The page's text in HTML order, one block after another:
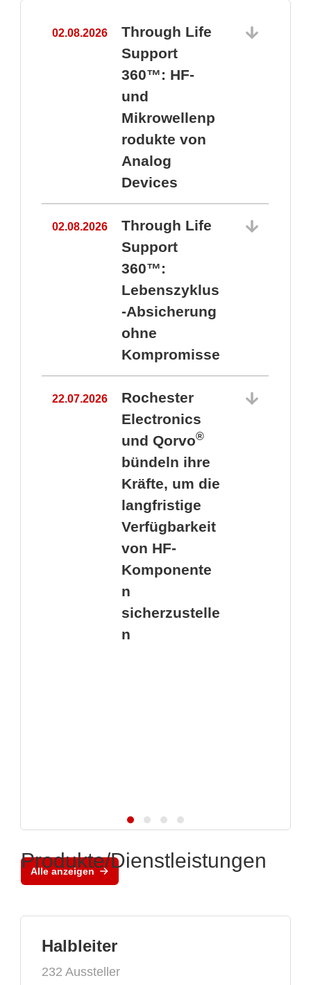
02.08.2026
Through Life
Support
360™: HF-
und
Mikrowellenp
rodukte von
Analog
Devices
02.08.2026
Through Life
Support
360™:
Lebenszyklus
-Absicherung
ohne
Kompromisse
22.07.2026
Rochester
Electronics
und Qorvo®
bündeln ihre
Kräfte, um die
langfristige
Verfügbarkeit
von HF-
Komponente
n
sicherzustelle
n
Alle anzeigen
Produkte/Dienstleistungen
Halbleiter
232 Aussteller